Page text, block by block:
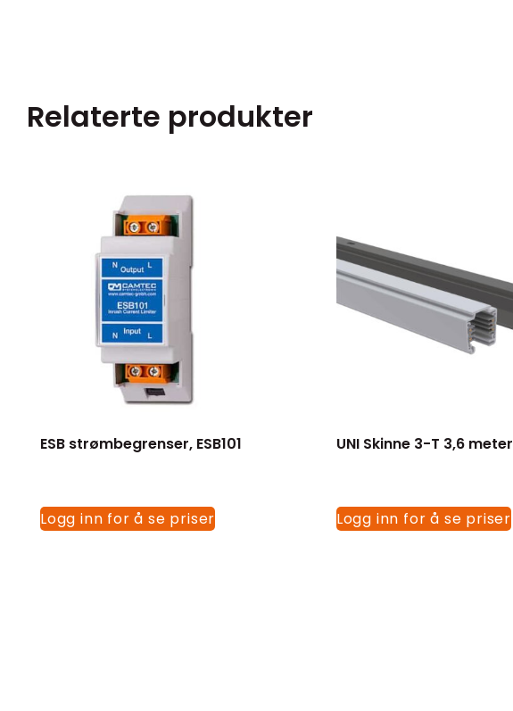
Relaterte produkter
ESB strømbegrenser, ESB101
Logg inn for å se priser
UNI Skinne 3-T 3,6 meter
Logg inn for å se priser